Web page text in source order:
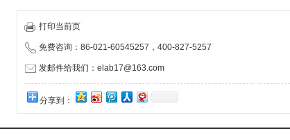
TraceGOLD,TRACE 和 TracePLOT色谱柱系列包括各种极性的固定相，
到极性；不仅品质优良、性能，而且可以保证*的重现
打印当前页
免费咨询：86-021-60545257，400-827-5257
发邮件给我们：elab17@163.com
分享到：